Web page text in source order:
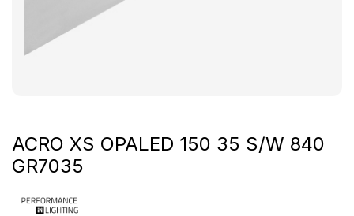
ACRO XS OPALED 150 35 S/W 840
GR7035